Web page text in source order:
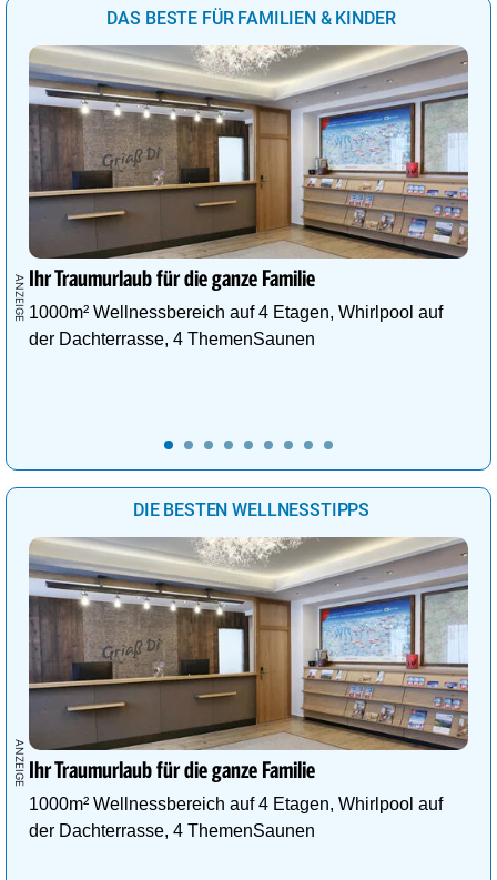
DAS BESTE FÜR FAMILIEN & KINDER
Ihr Traumurlaub für die ganze Familie
1000m² Wellnessbereich auf 4 Etagen, Whirlpool auf
der Dachterrasse, 4 ThemenSaunen
DIE BESTEN WELLNESSTIPPS
Ihr Traumurlaub für die ganze Familie
1000m² Wellnessbereich auf 4 Etagen, Whirlpool auf
der Dachterrasse, 4 ThemenSaunen